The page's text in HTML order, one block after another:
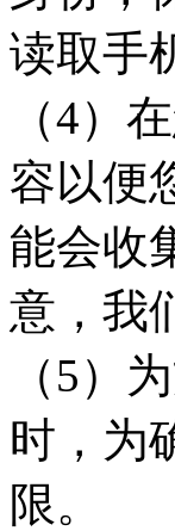
读取手
（4）
容以便
能会收
意，我
（5）
时，为
限。